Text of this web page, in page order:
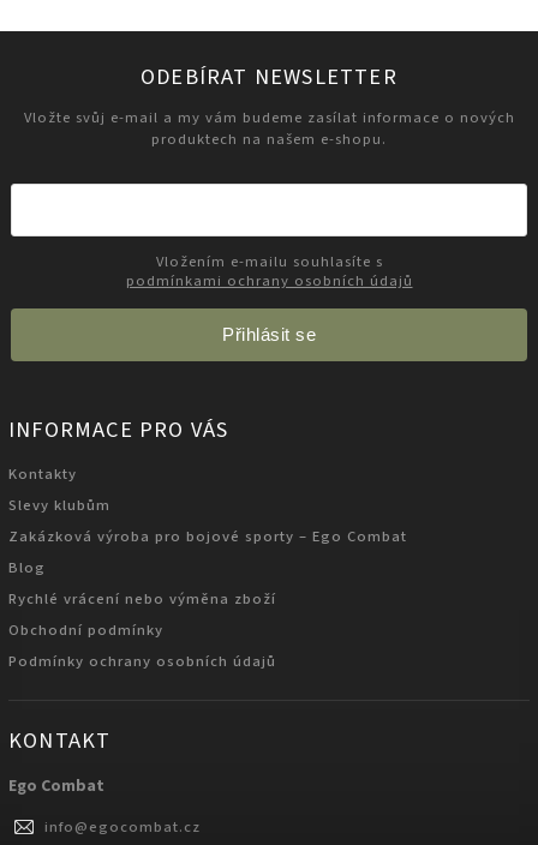
ODEBÍRAT NEWSLETTER
Vložte svůj e-mail a my vám budeme zasílat informace o nových
produktech na našem e-shopu.
podmínkami ochrany osobních údajů
Přihlásit se
INFORMACE PRO VÁS
Kontakty
Slevy klubům
Zakázková výroba pro bojové sporty – Ego Combat
Blog
Rychlé vrácení nebo výměna zboží
Obchodní podmínky
Podmínky ochrany osobních údajů
KONTAKT
Ego Combat
info@egocombat.cz